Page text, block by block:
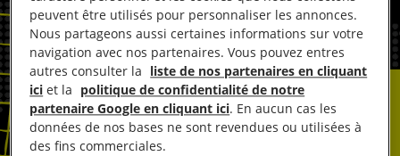
peuvent être utilisés pour personnaliser les annonces.
Nous partageons aussi certaines informations sur votre
navigation avec nos partenaires. Vous pouvez entres
autres consulter la liste de nos partenaires en cliquant
ici et la politique de confidentialité de notre
partenaire Google en cliquant ici. En aucun cas les
données de nos bases ne sont revendues ou utilisées à
des fins commerciales.